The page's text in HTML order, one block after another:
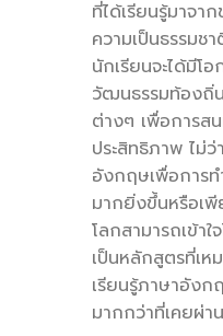
ที่ได้เรียนรู้มาจา
ความเป็นธรรมช
นักเรียนจะได้มีโ
วัฒนธรรมท้องถิ่
ต่างๆ เพื่อการส
ประสิทธิภาพ ไม่
อังกฤษเพื่อการ
มากยิ่งขึ้นหรือเ
โลกสามารถเข้า
เป็นหลักสูตรที่เห
เรียนรู้ภาษาอัง
มากกว่าที่เคยผ่า